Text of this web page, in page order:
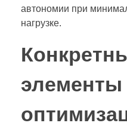
автономии при
нагрузке.
элементы